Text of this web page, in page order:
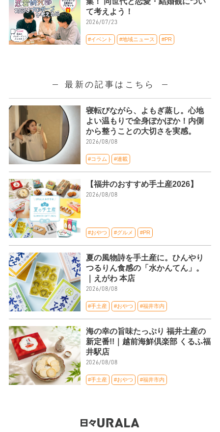
て考えよう！
2026/07/23
#イベント #地域ニュース #PR
最新の記事はこちら
寝転びながら、よもぎ蒸し。心地
よい温もりで全身ぽかぽか！内側
から整うことの大切さを実感。
2026/08/08
#コラム #連載
【福井のおすすめ手土産2026】
2026/08/08
#おやつ #グルメ #PR
夏の風物詩を手土産に。ひんやり
つるりん食感の「水かんてん」。
｜えがわ 本店
2026/08/08
#手土産 #おやつ #福井市内
海の幸の旨味たっぷり 福井土産の
新定番!!｜越前海鮮倶楽部 くるふ福
井駅店
2026/08/08
#手土産 #おやつ #福井市内